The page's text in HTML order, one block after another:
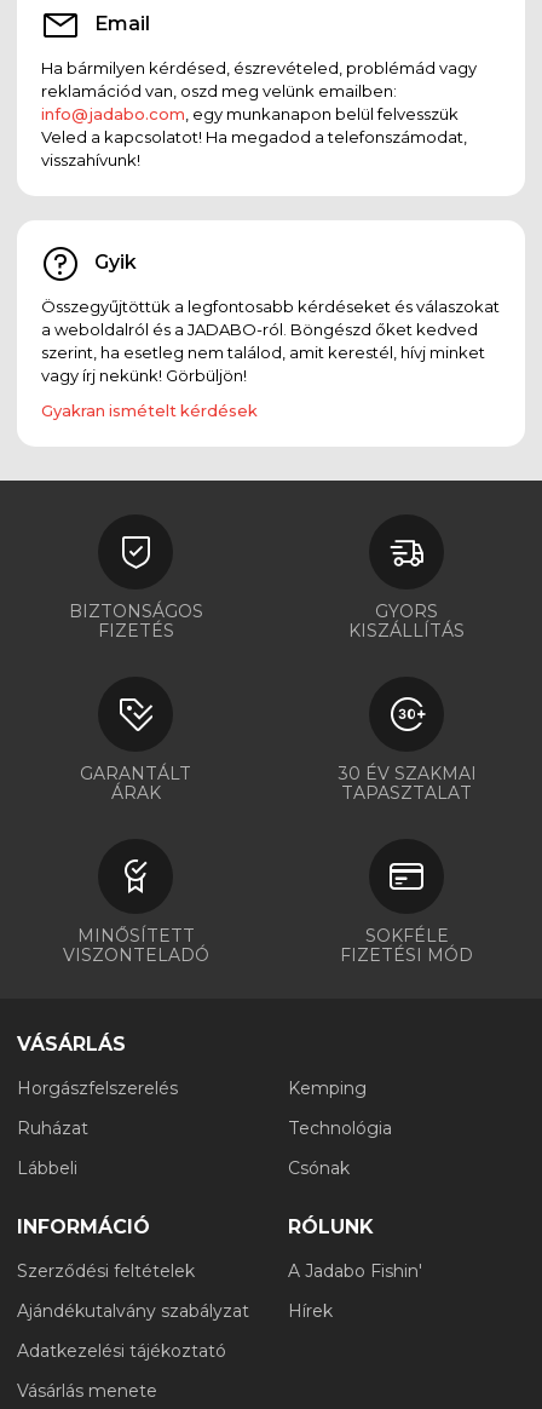
Email
Ha bármilyen kérdésed, észrevételed, problémád vagy
reklamációd van, oszd meg velünk emailben:
info@jadabo.com , egy munkanapon belül felvesszük
Veled a kapcsolatot! Ha megadod a telefonszámodat,
visszahívunk!
Gyik
Összegyűjtöttük a legfontosabb kérdéseket és válaszokat
a weboldalról és a JADABO-ról. Böngészd őket kedved
szerint, ha esetleg nem találod, amit kerestél, hívj minket
vagy írj nekünk! Görbüljön!
Gyakran ismételt kérdések
BIZTONSÁGOS
FIZETÉS
GYORS
KISZÁLLÍTÁS
GARANTÁLT
ÁRAK
30 ÉV SZAKMAI
TAPASZTALAT
MINŐSÍTETT
VISZONTELADÓ
SOKFÉLE
FIZETÉSI MÓD
VÁSÁRLÁS
Horgászfelszerelés
Ruházat
Lábbeli
Kemping
Technológia
Csónak
INFORMÁCIÓ
Szerződési feltételek
Ajándékutalvány szabályzat
Adatkezelési tájékoztató
Vásárlás menete
RÓLUNK
A Jadabo Fishin'
Hírek